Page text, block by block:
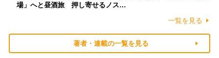
場」へと昼酒旅 押し寄せるノス…
一覧を見る
著者・連載の一覧を見る